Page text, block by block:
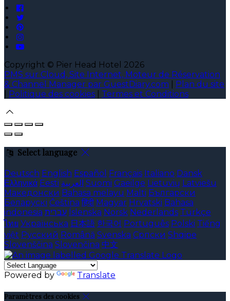
Copyright © Pier Head Hotel 2026
PMS sur Cloud, Site Internet, Moteur de Réservation
& Channel Manager par GuestDiary.com
Plan du site
Politique des cookies Termes et Conditions
Select language
Deutsch English Español Français Italiano Dansk
Ελληνικά Eesti العربية Suomi Gaeilge Lietuvių Latviešu
Македонски Bahasa melayu Malti Български
Беларускі Čeština हिंदी Magyar Hrvatski Bahasa
indonesia עברית Íslenska Norsk Nederlands Türkçe
ไทย Українська 日本語 한국어 Português Polski Tiếng
việt Русский Română Svenska Српски Shqipe
Slovenščina Slovenčina 中文
Powered by Translate
Paramètres des cookies